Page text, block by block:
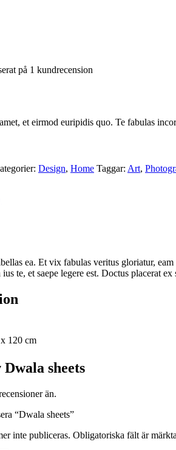
på 1 kundrecension
et eirmod euripidis quo. Te fabulas
Design, Home Taggar: Art,
ea. Et vix fabulas veritus gloriatur,
te, et saepe legere est. Doctus placerat
120 cm
Dwala sheets
än.
“Dwala sheets”
inte publiceras. Obligatoriska fält är märkta